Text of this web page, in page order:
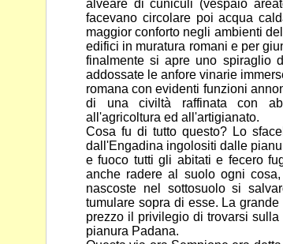
alveare di cuniculi (vespaio
facevano circolare poi acqua
maggior conforto negli ambienti
edifici in muratura romani e per
finalmente si apre uno spiraglio
addossate le anfore vinarie
romana con evidenti funzioni
di una civiltà raffinata con
all'agricoltura ed all'artigianato.
Cosa fu di tutto questo? Lo
dall'Engadina ingolositi dalle
e fuoco tutti gli abitati e fecero
anche radere al suolo ogni
nascoste nel sottosuolo si
tumulare sopra di esse. La
prezzo il privilegio di trovarsi
pianura Padana.